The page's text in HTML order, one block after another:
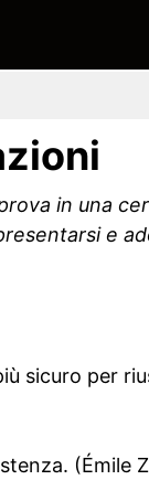
in una
e
sicuro per
(Émile